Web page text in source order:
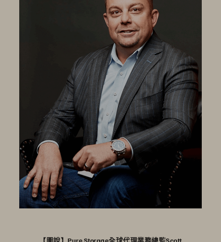
【圖說】Pure Storage全球代理業務總監Scott